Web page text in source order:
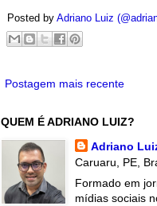
Posted by Adriano Luiz
Postagem mais recente
QUEM É ADRIANO LUIZ?
Adriano
Caruaru, PE,
Formado em
mídias sociais